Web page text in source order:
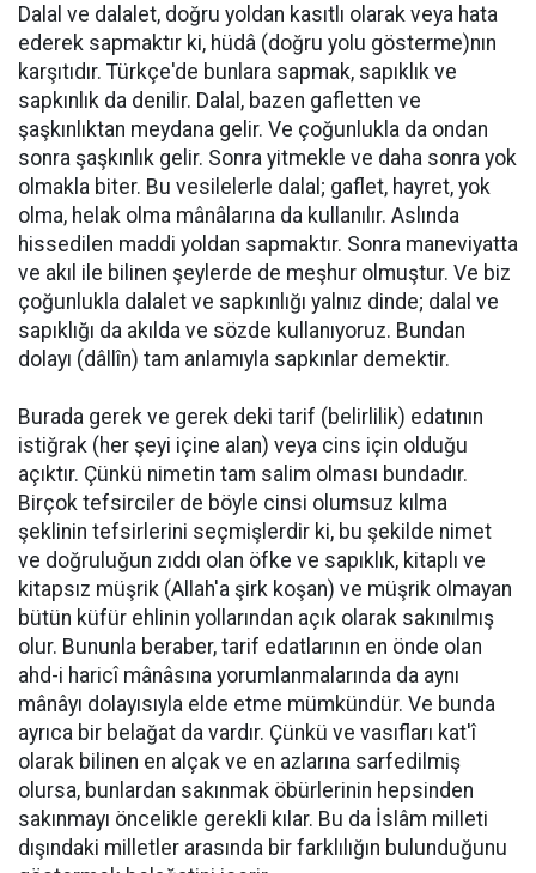
Dalal ve dalalet, doğru yoldan kasıtlı olarak veya hata
ederek sapmaktır ki, hüdâ (doğru yolu gösterme)nın
karşıtıdır. Türkçe'de bunlara sapmak, sapıklık ve
sapkınlık da denilir. Dalal, bazen gafletten ve
şaşkınlıktan meydana gelir. Ve çoğunlukla da ondan
sonra şaşkınlık gelir. Sonra yitmekle ve daha sonra yok
olmakla biter. Bu vesilelerle dalal; gaflet, hayret, yok
olma, helak olma mânâlarına da kullanılır. Aslında
hissedilen maddi yoldan sapmaktır. Sonra maneviyatta
ve akıl ile bilinen şeylerde de meşhur olmuştur. Ve biz
çoğunlukla dalalet ve sapkınlığı yalnız dinde; dalal ve
sapıklığı da akılda ve sözde kullanıyoruz. Bundan
dolayı (dâllîn) tam anlamıyla sapkınlar demektir.
Burada gerek ve gerek deki tarif (belirlilik) edatının
istiğrak (her şeyi içine alan) veya cins için olduğu
açıktır. Çünkü nimetin tam salim olması bundadır.
Birçok tefsirciler de böyle cinsi olumsuz kılma
şeklinin tefsirlerini seçmişlerdir ki, bu şekilde nimet
ve doğruluğun zıddı olan öfke ve sapıklık, kitaplı ve
kitapsız müşrik (Allah'a şirk koşan) ve müşrik olmayan
bütün küfür ehlinin yollarından açık olarak sakınılmış
olur. Bununla beraber, tarif edatlarının en önde olan
ahd-i haricî mânâsına yorumlanmalarında da aynı
mânâyı dolayısıyla elde etme mümkündür. Ve bunda
ayrıca bir belağat da vardır. Çünkü ve vasıfları kat'î
olarak bilinen en alçak ve en azlarına sarfedilmiş
olursa, bunlardan sakınmak öbürlerinin hepsinden
sakınmayı öncelikle gerekli kılar. Bu da İslâm milleti
dışındaki milletler arasında bir farklılığın bulunduğunu